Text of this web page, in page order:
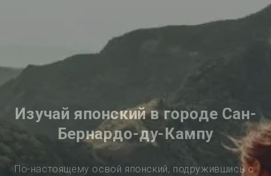
Изучай японский в городе Сан-
Бернардо-ду-Кампу
По-настоящему освой японский, подружившись с